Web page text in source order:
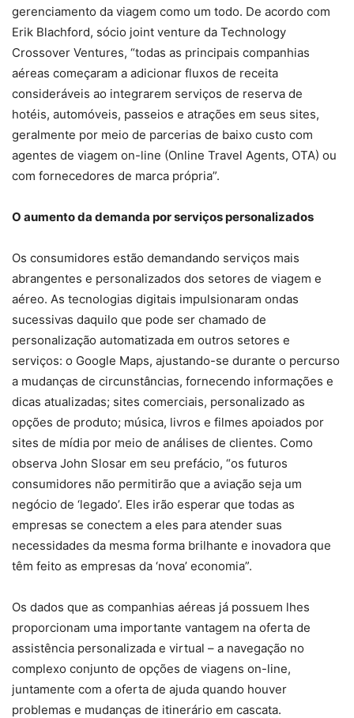
gerenciamento da viagem como um todo. De acordo com
Erik Blachford, sócio joint venture da Technology
Crossover Ventures, “todas as principais companhias
aéreas começaram a adicionar fluxos de receita
consideráveis ao integrarem serviços de reserva de
hotéis, automóveis, passeios e atrações em seus sites,
geralmente por meio de parcerias de baixo custo com
agentes de viagem on-line (Online Travel Agents, OTA) ou
com fornecedores de marca própria”.
O aumento da demanda por serviços personalizados
Os consumidores estão demandando serviços mais
abrangentes e personalizados dos setores de viagem e
aéreo. As tecnologias digitais impulsionaram ondas
sucessivas daquilo que pode ser chamado de
personalização automatizada em outros setores e
serviços: o Google Maps, ajustando-se durante o percurso
a mudanças de circunstâncias, fornecendo informações e
dicas atualizadas; sites comerciais, personalizado as
opções de produto; música, livros e filmes apoiados por
sites de mídia por meio de análises de clientes. Como
observa John Slosar em seu prefácio, “os futuros
consumidores não permitirão que a aviação seja um
negócio de ‘legado’. Eles irão esperar que todas as
empresas se conectem a eles para atender suas
necessidades da mesma forma brilhante e inovadora que
têm feito as empresas da ‘nova’ economia”.
Os dados que as companhias aéreas já possuem lhes
proporcionam uma importante vantagem na oferta de
assistência personalizada e virtual – a navegação no
complexo conjunto de opções de viagens on-line,
juntamente com a oferta de ajuda quando houver
problemas e mudanças de itinerário em cascata.